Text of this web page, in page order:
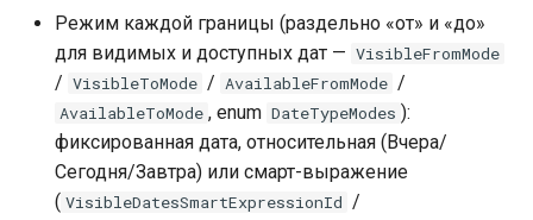
Режим каждой границы (раздельно «от» и «до»
для видимых и доступных дат — VisibleFromMode
/ VisibleToMode / AvailableFromMode /
AvailableToMode , enum DateTypeModes ):
фиксированная дата, относительная (Вчера/
Сегодня/Завтра) или смарт-выражение
( VisibleDatesSmartExpressionId /